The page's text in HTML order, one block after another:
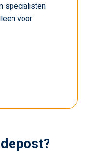
specialisten
voor